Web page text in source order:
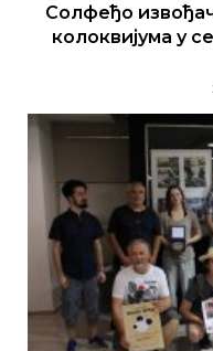
Солфеђо
колоквијума у